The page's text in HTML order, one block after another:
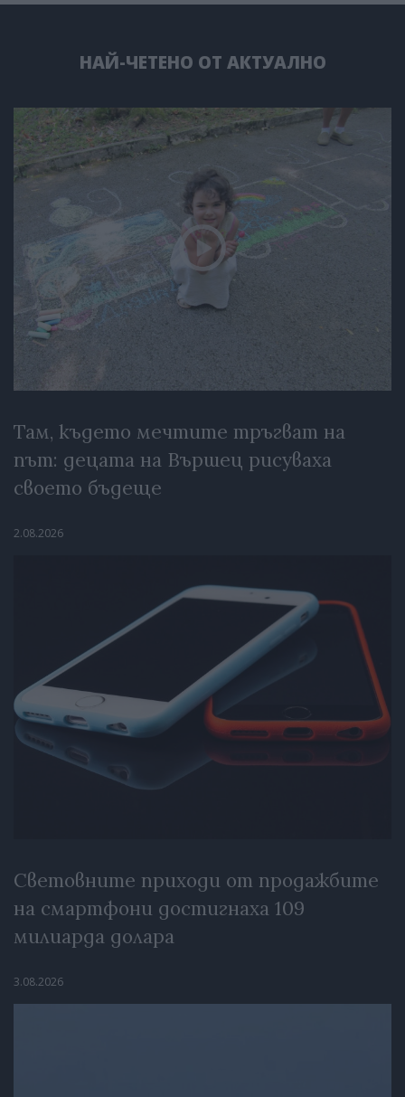
НАЙ-ЧЕТЕНО ОТ АКТУАЛНО
Там, където мечтите тръгват на
път: децата на Вършец рисуваха
своето бъдеще
2.08.2026
Световните приходи от продажбите
на смартфони достигнаха 109
милиарда долара
3.08.2026